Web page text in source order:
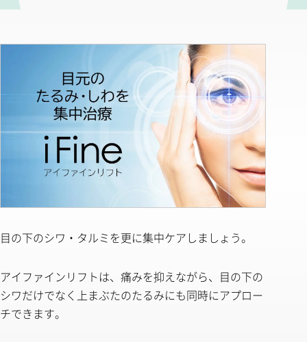
目の下のシワ・タルミを更に集中ケアしましょう。
アイファインリフトは、痛みを抑えながら、目の下の
シワだけでなく上まぶたのたるみにも同時にアプロー
チできます。